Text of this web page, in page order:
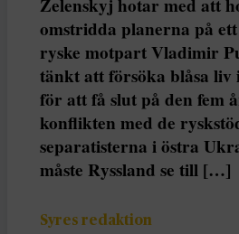
Zelenskyj hotar med att
omstridda planerna på
ryske motpart Vladimir
tänkt att försöka blåsa liv
för att få slut på den fem
konflikten med de
separatisterna i östra
måste Ryssland se till […]
Syres redaktion